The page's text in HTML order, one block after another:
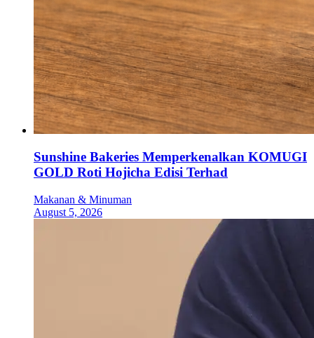
Sunshine Bakeries Memperkenalkan KOMUGI
GOLD Roti Hojicha Edisi Terhad
Makanan & Minuman
August 5, 2026